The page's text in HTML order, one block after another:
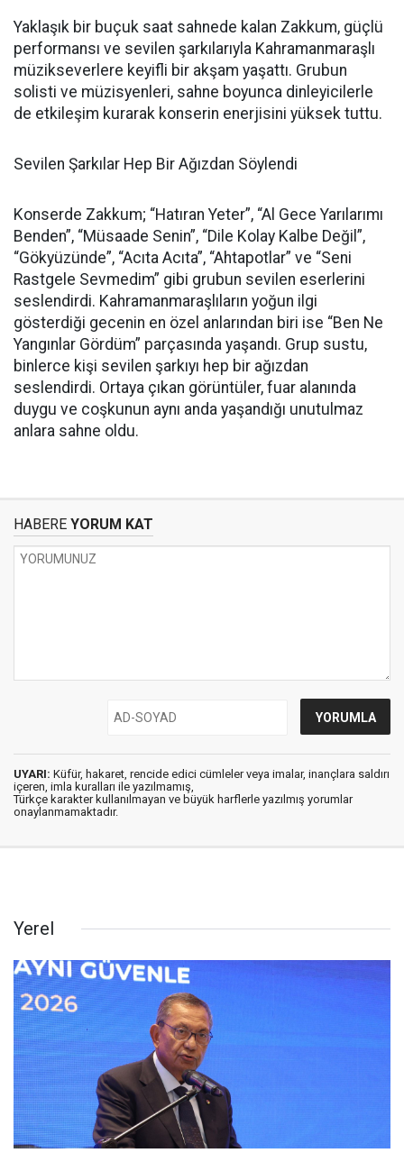
Yaklaşık bir buçuk saat sahnede kalan Zakkum, güçlü
performansı ve sevilen şarkılarıyla Kahramanmaraşlı
müzikseverlere keyifli bir akşam yaşattı. Grubun
solisti ve müzisyenleri, sahne boyunca dinleyicilerle
de etkileşim kurarak konserin enerjisini yüksek tuttu.
Sevilen Şarkılar Hep Bir Ağızdan Söylendi
Konserde Zakkum; “Hatıran Yeter”, “Al Gece Yarılarımı
Benden”, “Müsaade Senin”, “Dile Kolay Kalbe Değil”,
“Gökyüzünde”, “Acıta Acıta”, “Ahtapotlar” ve “Seni
Rastgele Sevmedim” gibi grubun sevilen eserlerini
seslendirdi. Kahramanmaraşlıların yoğun ilgi
gösterdiği gecenin en özel anlarından biri ise “Ben Ne
Yangınlar Gördüm” parçasında yaşandı. Grup sustu,
binlerce kişi sevilen şarkıyı hep bir ağızdan
seslendirdi. Ortaya çıkan görüntüler, fuar alanında
duygu ve coşkunun aynı anda yaşandığı unutulmaz
anlara sahne oldu.
HABERE YORUM KAT
UYARI: Küfür, hakaret, rencide edici cümleler veya imalar, inançlara saldırı
içeren, imla kuralları ile yazılmamış,
Türkçe karakter kullanılmayan ve büyük harflerle yazılmış yorumlar
onaylanmamaktadır.
Yerel